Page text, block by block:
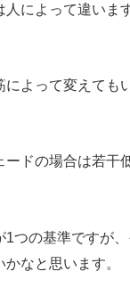
人によって違いま
によって変えても
ドの場合は若干
1つの基準ですが
なと思います。